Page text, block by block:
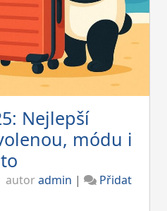
Nejlepší
módu i
autoradmin |
Přidat